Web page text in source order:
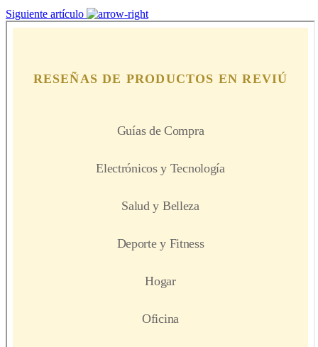
Siguiente artículo